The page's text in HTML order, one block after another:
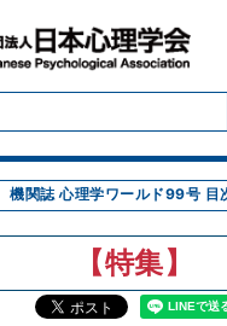
機関誌 心理学ワールド99号 目
【特集】